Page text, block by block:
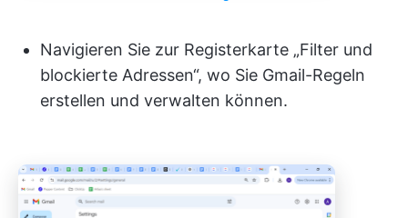
Navigieren Sie zur Registerkarte „Filter und
blockierte Adressen“, wo Sie Gmail-Regeln
erstellen und verwalten können.